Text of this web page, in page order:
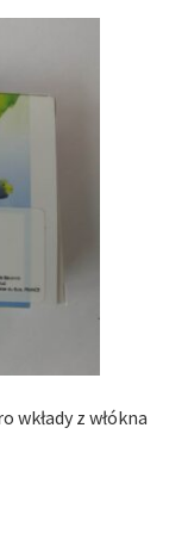
wkłady z włókna